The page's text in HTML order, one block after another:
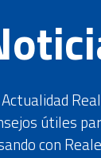
útiles
con